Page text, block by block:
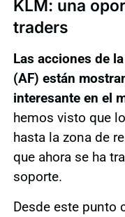
KLM: una
traders
Las acciones de
(AF) están
interesante en el
hemos visto que
hasta la zona de
que ahora se ha
soporte.
Desde este punto